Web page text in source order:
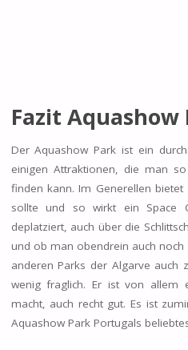
Fazit Aquashow
Der Aquashow Park ist ein
einigen Attraktionen, die man
finden kann. Im Generellen
sollte und so wirkt ein Space
deplatziert, auch über die
und ob man obendrein auch
anderen Parks der Algarve auch
wenig fraglich. Er ist von allem
macht, auch recht gut. Es ist
Aquashow Park Portugals